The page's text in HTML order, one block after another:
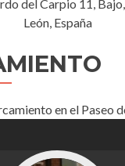
del Carpio 11,
León, España
en el Paseo